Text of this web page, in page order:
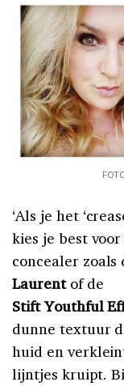
‘Als je het
kies je best
concealer
Laurentof de
Stift Youthful
dunne textuur
huid en
lijntjes kruipt.